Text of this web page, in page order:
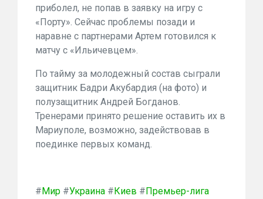
приболел, не попав в заявку на игру с
«Порту». Сейчас проблемы позади и
наравне с партнерами Артем готовился к
матчу с «Ильичевцем».
По тайму за молодежный состав сыграли
защитник Бадри Акубардия (на фото) и
полузащитник Андрей Богданов.
Тренерами принято решение оставить их в
Мариуполе, возможно, задействовав в
поединке первых команд.
#Мир #Украина #Киев #Премьер-лига